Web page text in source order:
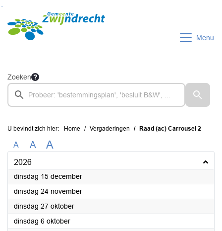
Ga naar de inhoud van deze pagina
Ga naar het zoeken
Ga naar het menu
Menu
Zoeken
U bevindt zich hier: Home Vergaderingen Raad (ac) Carrousel 2
A A A
2026
dinsdag 15 december2026
dinsdag 24 november2026
dinsdag 27 oktober2026
dinsdag 6 oktober2026